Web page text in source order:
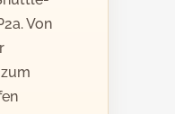
Von